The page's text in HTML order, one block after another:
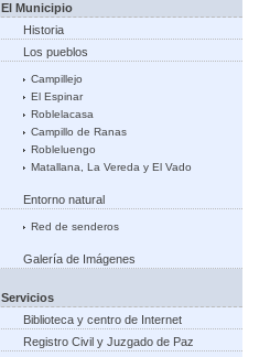
El Municipio
Historia
Los pueblos
Campillejo
El Espinar
Roblelacasa
Campillo de Ranas
Robleluengo
Matallana, La Vereda y El Vado
Entorno natural
Red de senderos
Galería de Imágenes
Servicios
Biblioteca y centro de Internet
Registro Civil y Juzgado de Paz